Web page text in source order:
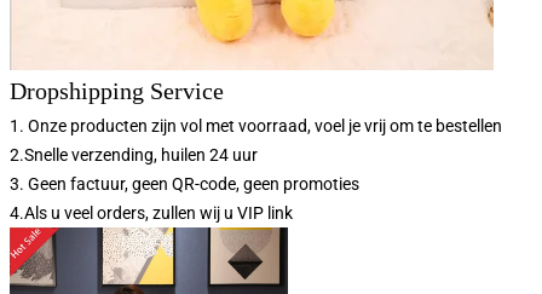
Dropshipping Service
1. Onze producten zijn vol met voorraad, voel je vrij om te bestellen
2.Snelle verzending, huilen 24 uur
3. Geen factuur, geen QR-code, geen promoties
4.Als u veel orders, zullen wij u VIP link